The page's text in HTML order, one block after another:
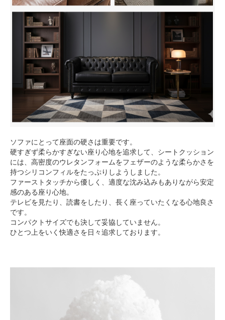
ソファにとって座面の硬さは重要です。
硬すぎず柔らかすぎない座り心地を追求して、シートクッション
には、高密度のウレタンフォームをフェザーのような柔らかさを
持つシリコンフィルをたっぷりしようしました。
ファーストタッチから優しく、適度な沈み込みもありながら安定
感のある座り心地。
テレビを見たり、読書をしたり、長く座っていたくなる心地良さ
です。
コンパクトサイズでも決して妥協していません。
ひとつ上をいく快適さを日々追求しております。